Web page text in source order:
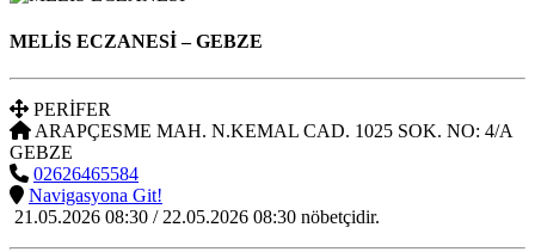
MELİS ECZANESİ– GEBZE
PERİFER
ARAPÇESME MAH. N.KEMAL CAD. 1025 SOK. NO: 4/A
GEBZE
02626465584
Navigasyona Git!
21.05.2026 08:30 / 22.05.2026 08:30 nöbetçidir.